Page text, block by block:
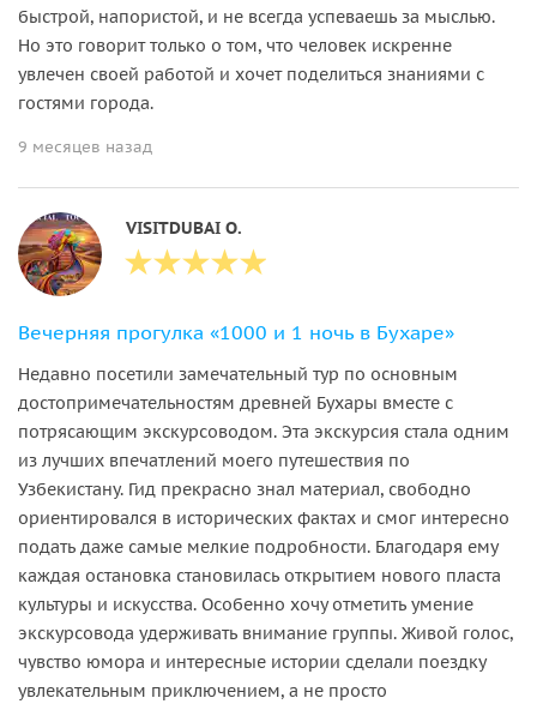
быстрой, напористой, и не всегда успеваешь за мыслью.
Но это говорит только о том, что человек искренне
увлечен своей работой и хочет поделиться знаниями с
гостями города.
9 месяцев назад
VISITDUBAI O.
Вечерняя прогулка «1000 и 1 ночь в Бухаре»
Недавно посетили замечательный тур по основным
достопримечательностям древней Бухары вместе с
потрясающим экскурсоводом. Эта экскурсия стала одним
из лучших впечатлений моего путешествия по
Узбекистану. Гид прекрасно знал материал, свободно
ориентировался в исторических фактах и смог интересно
подать даже самые мелкие подробности. Благодаря ему
каждая остановка становилась открытием нового пласта
культуры и искусства. Особенно хочу отметить умение
экскурсовода удерживать внимание группы. Живой голос,
чувство юмора и интересные истории сделали поездку
увлекательным приключением, а не просто